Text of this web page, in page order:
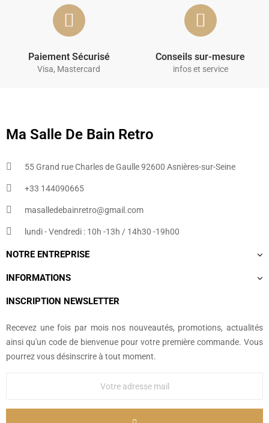
Paiement Sécurisé
Visa, Mastercard
Conseils sur-mesure
infos et service
Ma Salle De Bain Retro
55 Grand rue Charles de Gaulle 92600 Asnières-sur-Seine
+33 144090665​
masalledebainretro@gmail.com
lundi - Vendredi : 10h -13h / 14h30 -19h00
NOTRE ENTREPRISE
INFORMATIONS
INSCRIPTION NEWSLETTER
Recevez une fois par mois nos nouveautés, promotions, actualités
ainsi qu'un code de bienvenue pour votre première commande. Vous
pourrez vous désinscrire à tout moment.